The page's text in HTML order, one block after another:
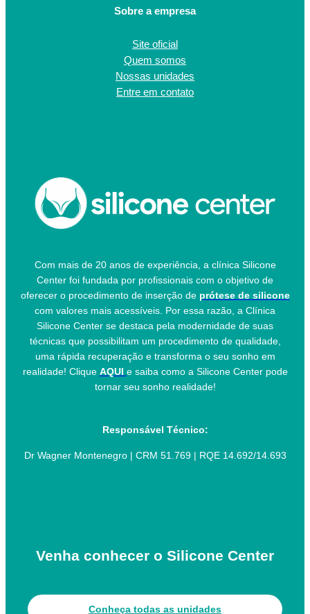
Sobre a empresa
Site oficial
Quem somos
Nossas unidades
Entre em contato
Com mais de 20 anos de experiência, a clínica Silicone
Center foi fundada por profissionais com o objetivo de
oferecer o procedimento de inserção de prótese de silicone
com valores mais acessíveis. Por essa razão, a Clínica
Silicone Center se destaca pela modernidade de suas
técnicas que possibilitam um procedimento de qualidade,
uma rápida recuperação e transforma o seu sonho em
realidade! Clique AQUI e saiba como a Silicone Center pode
tornar seu sonho realidade!
Responsável Técnico:
Dr Wagner Montenegro | CRM 51.769 | RQE 14.692/14.693
Venha conhecer o Silicone Center
Conheça todas as unidades